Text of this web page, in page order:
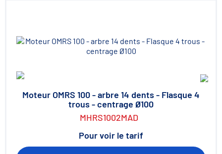
Moteur OMRS 100 - arbre 14 dents - Flasque 4
trous - centrage Ø100
MHRS1002MAD
Pour voir le tarif